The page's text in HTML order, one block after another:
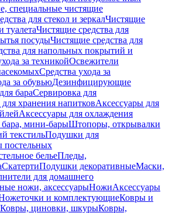
специальные чистящие
для стекол и зеркалЧистящие
туалетаЧистящие средства для
посудыЧистящие средства для
для напольных покрытий и
за техникойОсвежители
Средства ухода за
за обувьюДезинфицирующие
бараСервировка для
хранения напитковАксессуары для
Аксессуары для охлаждения
мини-барыШтопоры, открывалки
текстильПодушки для
постельных
бельеПледы,
СкатертиПодушки декоративныеМаски,
для домашнего
ножи, аксессуарыНожиАксессуары
и комплектующиеКовры и
Ковры, циновки, шкурыКовры,